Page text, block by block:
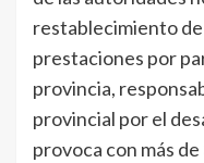
restablecimiento
prestaciones por
provincia,
provincial por el
provoca con más